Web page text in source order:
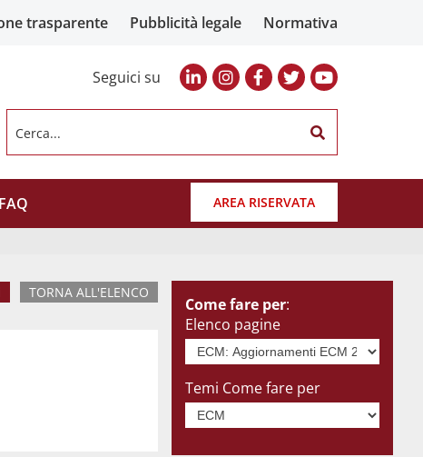
trasparente Pubblicità legale Normativa
Seguici su
Cerca...
FAQ AREA RISERVATA
TORNA ALL'ELENCO
Come fare per:
Elenco pagine
Temi Come fare per